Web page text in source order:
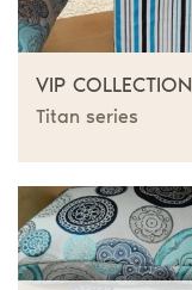
VIP COLLECTION
Titan series